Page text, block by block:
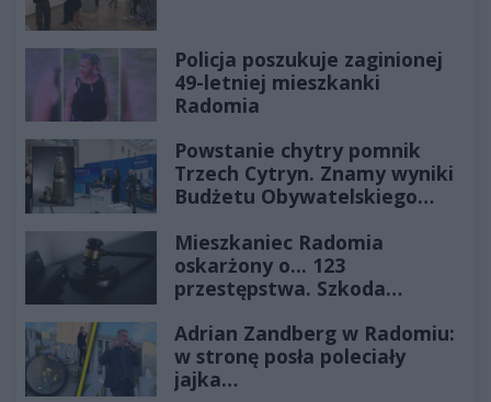
Policja poszukuje zaginionej
49-letniej mieszkanki
Radomia
Powstanie chytry pomnik
Trzech Cytryn. Znamy wyniki
Budżetu Obywatelskiego
Mieszkaniec Radomia
oskarżony o... 123
przestępstwa. Szkoda
złotych
Adrian Zandberg w Radomiu:
w stronę posła poleciały
jajka…